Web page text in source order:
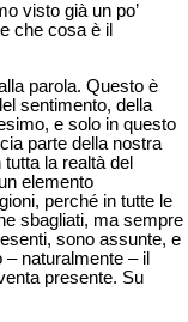
visto già un po’
che cosa è il
parola. Questo è
sentimento, della
e solo in questo
parte della nostra
la realtà del
elemento
perché in tutte le
sbagliati, ma sempre
sono assunte, e
naturalmente – il
presente. Su